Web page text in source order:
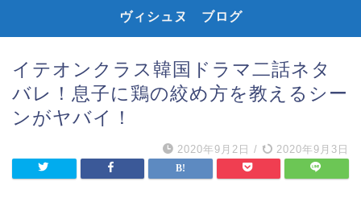
ヴィシュヌ ブログ
イテオンクラス韓国ドラマ二話ネタ
バレ！息子に鶏の絞め方を教えるシー
ンがヤバイ！
2020年9月2日 / 2020年9月3日